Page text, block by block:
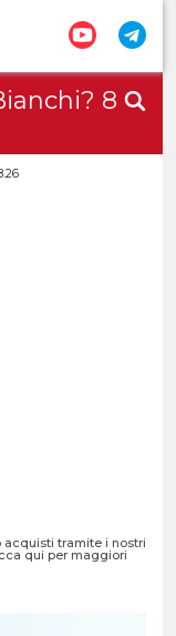
8
acquisti tramite i nostri
qui per maggiori